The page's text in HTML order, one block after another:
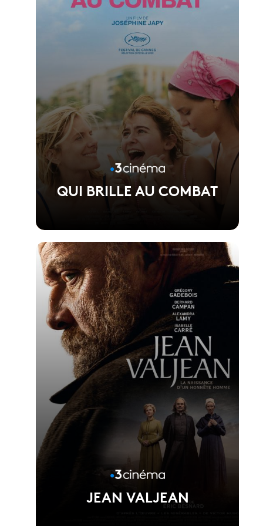
QUI BRILLE AU COMBAT
Réalisé par Joséphine Japy
Voir la fiche du film
JEAN VALJEAN